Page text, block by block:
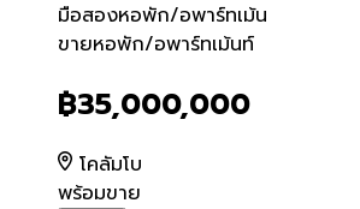
มือสองหอพัก/อพาร์ทเม้น
ขายหอพัก/อพาร์ท
ขายหอพัก/อพาร์ทเม้นท์
฿35,000,000
โคลัมโบ
พร้อมขาย